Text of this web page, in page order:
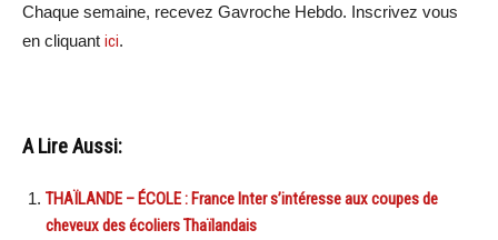
Chaque semaine, recevez Gavroche Hebdo. Inscrivez vous
en cliquant ici.
A Lire Aussi:
THAÏLANDE – ÉCOLE : France Inter s’intéresse aux coupes de
cheveux des écoliers Thaïlandais